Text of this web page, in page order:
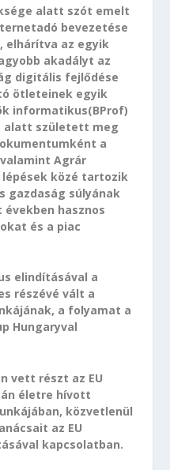
alatt szót emelt
bevezetése
elhárítva az egyik
akadályt az
digitális fejlődése
ötleteinek egyik
informatikus(BProf)
alatt született meg
a
Agrár
közé tartozik
gazdaság súlyának
hasznos
és a piac
elindításával a
részévé vált a
a folyamat a
Hungaryval
vett részt az EU
életre hívott
közvetlenül
az EU
kapcsolatban.